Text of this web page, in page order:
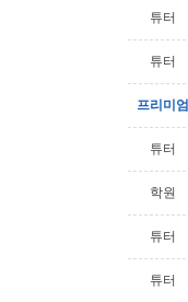
튜터
튜터
프리미엄
튜터
학원
튜터
튜터